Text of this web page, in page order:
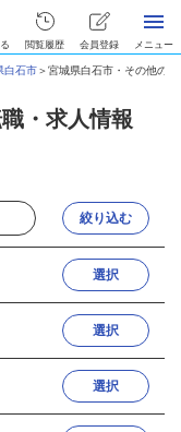
閲覧履歴 会員登録 メニュー
白石市＞宮城県白石市・その他の
・求人情報
絞り込む
選択
選択
選択